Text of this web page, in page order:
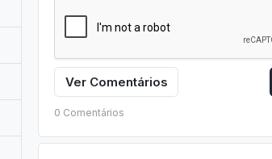
Ver Comentários
0 Comentários